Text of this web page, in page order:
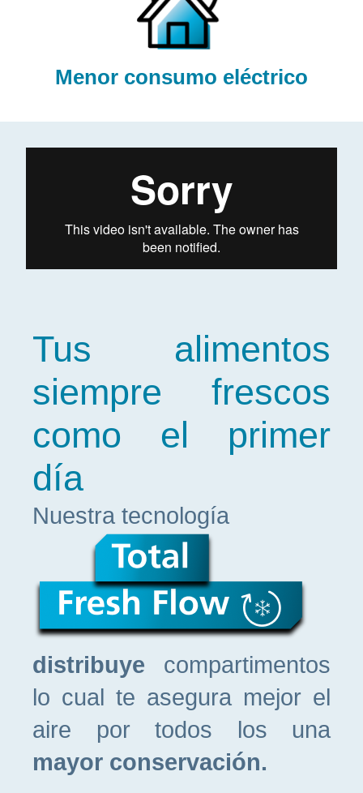
Menor consumo eléctrico
Tus alimentos
siempre frescos
como el primer
día
Nuestra tecnología
distribuye compartimentos
lo cual te asegura mejor el
aire por todos los una
mayor conservación.